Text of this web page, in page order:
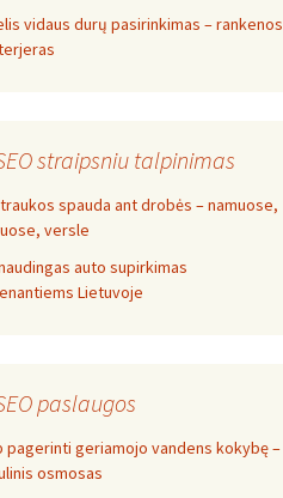
vidaus durų pasirinkimas – rankenos
straipsniu talpinimas
spauda ant drobės – namuose,
versle
auto supirkimas
Lietuvoje
paslaugos
pagerinti geriamojo vandens kokybę –
osmosas